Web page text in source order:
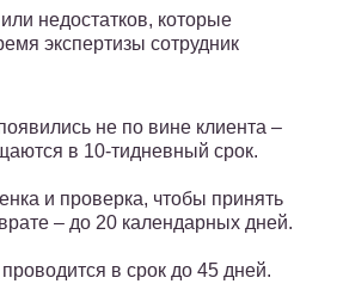
недостатков, которые
экспертизы сотрудник
не по вине клиента –
в 10-тидневный срок.
и проверка, чтобы принять
– до 20 календарных дней.
в срок до 45 дней.